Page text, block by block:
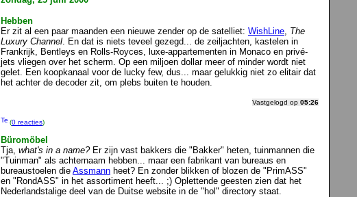
Hebben
Er zit al een paar maanden een nieuwe zender op de satelliet: WishLine, The
Luxury Channel. En dat is niets teveel gezegd... de zeiljachten, kastelen in
Frankrijk, Bentleys en Rolls-Royces, luxe-appartementen in Monaco en privé-
jets vliegen over het scherm. Op een miljoen dollar meer of minder wordt niet
gelet. Een koopkanaal voor de lucky few, dus... maar gelukkig niet zo elitair dat
het achter de decoder zit, om plebs buiten te houden.
Vastgelogd op 05:26
(0 reacties)
Büromöbel
Tja, what's in a name?Er zijn vast bakkers die "Bakker" heten, tuinmannen die
"Tuinman" als achternaam hebben... maar een fabrikant van bureaus en
bureaustoelen die Assmann heet? En zonder blikken of blozen de "PrimASS"
en "RondASS" in het assortiment heeft... ;) Oplettende geesten zien dat het
Nederlandstalige deel van de Duitse website in de "hol" directory staat.